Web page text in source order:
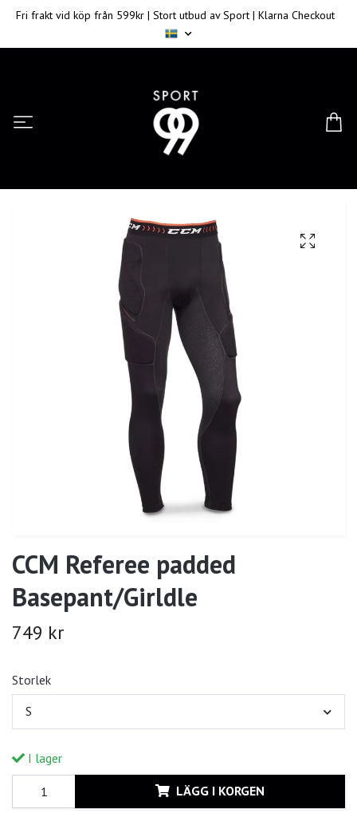
Fri frakt vid köp från 599kr | Stort utbud av Sport | Klarna Checkout
CCM Referee padded
Basepant/Girldle
749 kr
Storlek
S
I lager
LÄGG I KORGEN